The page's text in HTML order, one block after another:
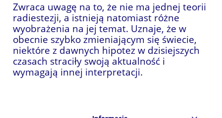
Zwraca uwagę na to, że nie ma jednej teorii
radiestezji, a istnieją natomiast różne
wyobrażenia na jej temat. Uznaje, że w
obecnie szybko zmieniającym się świecie,
niektóre z dawnych hipotez w dzisiejszych
czasach straciły swoją aktualność i
wymagają innej interpretacji.